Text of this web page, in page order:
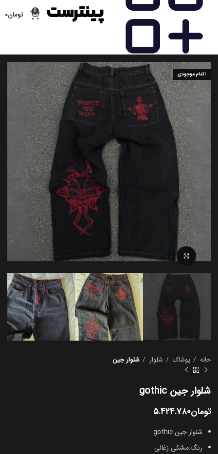
0 تومان۰
اتمام موجودی
بزرگنمایی تصویر
خانه پوشاک شلوار شلوار جین
شلوار جین gothic
تومان۵.۴۲۴.۷۸۰
شلوار جین gothic
رنگ:مشکی زغالی